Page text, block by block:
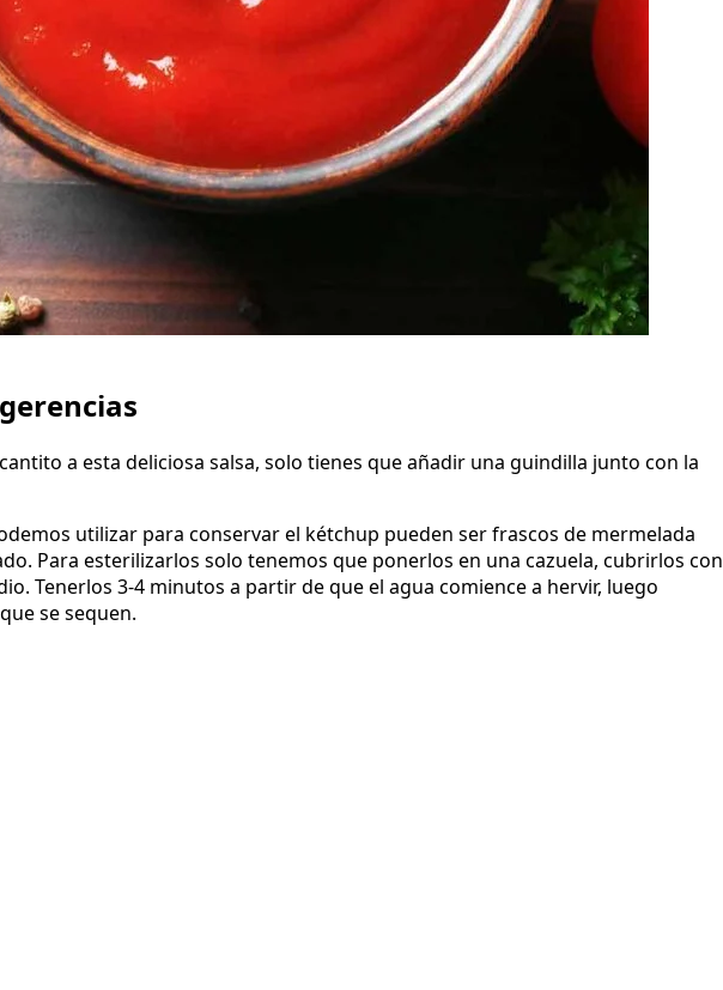
a esta deliciosa salsa, solo tienes que añadir una guindilla junto con la
utilizar para conservar el kétchup pueden ser frascos de mermelada
Para esterilizarlos solo tenemos que ponerlos en una cazuela, cubrirlos con
Tenerlos 3-4 minutos a partir de que el agua comience a hervir, luego
se sequen.